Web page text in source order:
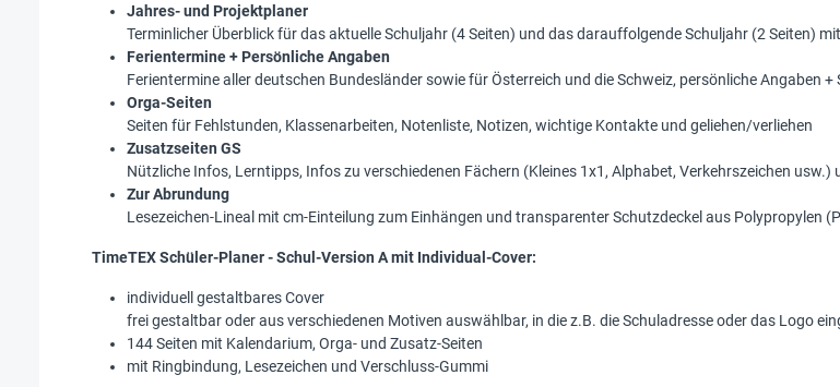
Jahres- und Projektplaner
Terminlicher Überblick für das aktuelle Schuljahr (4 Seiten) und das darauffolgende Schuljahr (2 Seiten)
Ferientermine + Persönliche Angaben
Ferientermine aller deutschen Bundesländer sowie für Österreich und die Schweiz, persönliche Angaben +
Orga-Seiten
Seiten für Fehlstunden, Klassenarbeiten, Notenliste, Notizen, wichtige Kontakte und geliehen/verliehen
Zusatzseiten GS
Nützliche Infos, Lerntipps, Infos zu verschiedenen Fächern (Kleines 1x1, Alphabet, Verkehrszeichen usw.)
Zur Abrundung
Lesezeichen-Lineal mit cm-Einteilung zum Einhängen und transparenter Schutzdeckel aus Polypropylen
TimeTEX Schüler-Planer - Schul-Version A mit Individual-Cover:
individuell gestaltbares Cover
frei gestaltbar oder aus verschiedenen Motiven auswählbar, in die z.B. die Schuladresse oder das Logo
144 Seiten mit Kalendarium, Orga- und Zusatz-Seiten
mit Ringbindung, Lesezeichen und Verschluss-Gummi